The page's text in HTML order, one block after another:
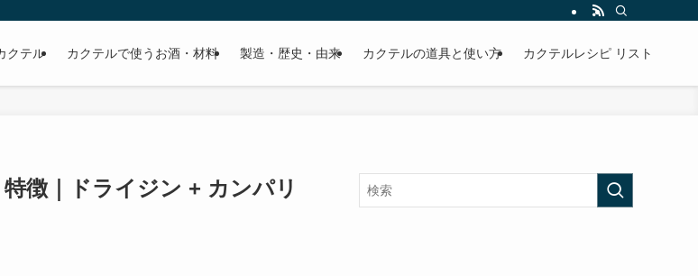
クテル カクテルで使うお酒・材料 製造・歴史・由来 カクテルの道具と使い方 カクテルレシピ リスト
徴｜ドライジン + カンパリ